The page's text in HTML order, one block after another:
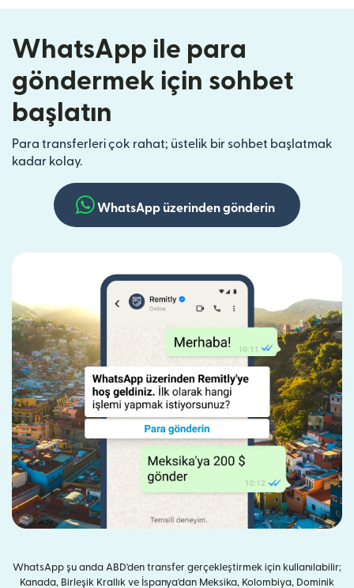
WhatsApp ile para
göndermek için sohbet
başlatın
Para transferleri çok rahat; üstelik bir sohbet başlatmak
kadar kolay.
WhatsApp üzerinden gönderin
WhatsApp şu anda ABD'den transfer gerçekleştirmek için kullanılabilir;
Kanada, Birleşik Krallık ve İspanya'dan Meksika, Kolombiya, Dominik